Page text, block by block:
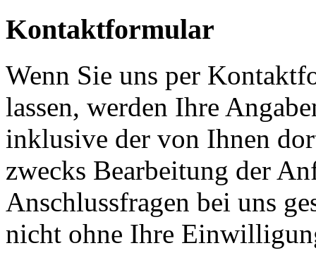
Kontaktformular
Wenn Sie uns per
lassen, werden Ihre
inklusive der von Ihnen
zwecks Bearbeitung der
Anschlussfragen bei uns
nicht ohne Ihre